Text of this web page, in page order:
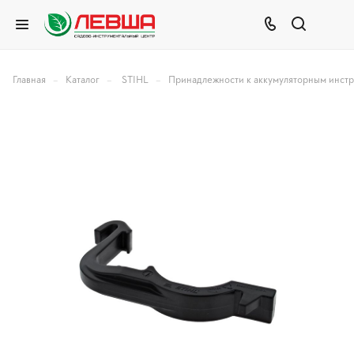
Главная – Каталог – STIHL – Принадлежности к аккумуляторным